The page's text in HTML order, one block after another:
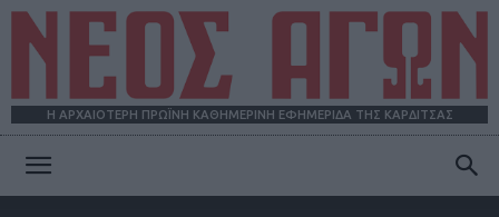
Η ΑΡΧΑΙΟΤΕΡΗ ΠΡΩΪΝΗ ΚΑΘΗΜΕΡΙΝΗ ΕΦΗΜΕΡΙΔΑ ΤΗΣ ΚΑΡΔΙΤΣΑΣ